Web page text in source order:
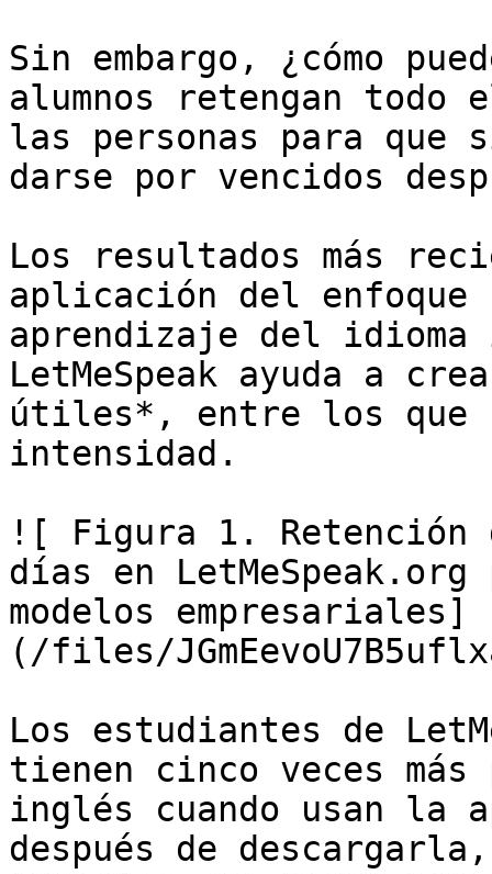
Sin embargo, ¿cómo
alumnos retengan
las personas para que
darse por vencidos
Los resultados más
aplicación del enfoque
aprendizaje del idioma
LetMeSpeak ayuda a
útiles*, entre los que
intensidad.
![ Figura 1. Retención
días en
modelos empresariales]
(/files/
Los estudiantes de
tienen cinco veces
inglés cuando usan la
después de